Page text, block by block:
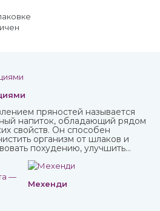
пряностей называется
напиток, обладающий рядом
свойств. Он способен
организм от шлаков и
похудению, улучшить
Мехенди